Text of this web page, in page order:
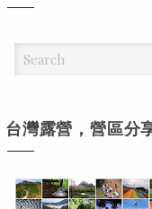
台灣露營，營區分